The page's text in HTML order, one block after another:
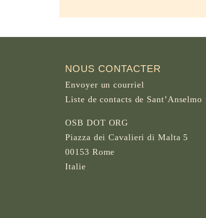
NOUS CONTACTER
Envoyer un courriel
Liste de contacts de Sant’Anselmo
OSB DOT ORG
Piazza dei Cavalieri di Malta 5
00153 Rome
Italie